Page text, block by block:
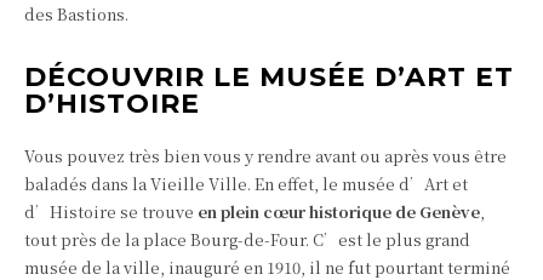
des Bastions.
DÉCOUVRIR LE MUSÉE D’ART ET
D’HISTOIRE
Vous pouvez très bien vous y rendre avant ou après vous être
baladés dans la Vieille Ville. En effet, le musée d’Art et
d’Histoire se trouve en plein cœur historique de Genève,
tout près de la place Bourg-de-Four. C’est le plus grand
musée de la ville, inauguré en 1910, il ne fut pourtant terminé